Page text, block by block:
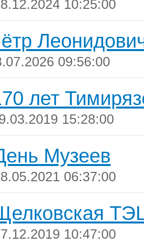
10:25:00
09:56:00
лет
15:28:00
Музеев
06:37:00
10:47:00